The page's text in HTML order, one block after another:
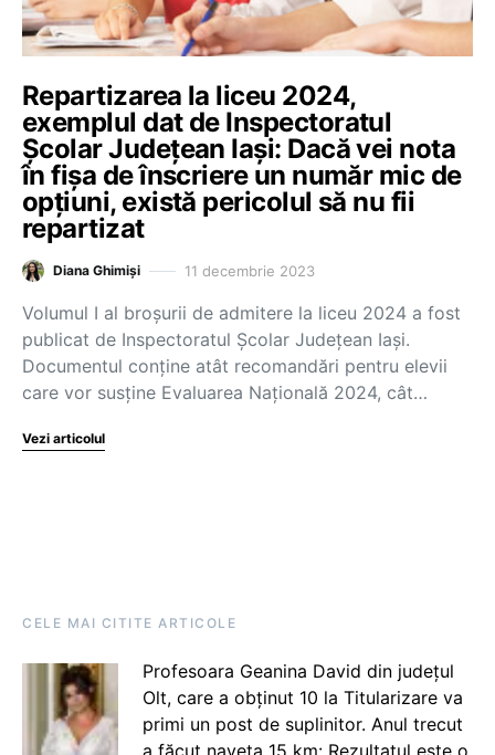
Repartizarea la liceu 2024,
exemplul dat de Inspectoratul
Școlar Județean Iași: Dacă vei nota
în fişa de înscriere un număr mic de
opţiuni, există pericolul să nu fii
repartizat
Diana Ghimiși 11 decembrie 2023
Volumul I al broșurii de admitere la liceu 2024 a fost
publicat de Inspectoratul Școlar Județean Iași.
Documentul conține atât recomandări pentru elevii
care vor susține Evaluarea Națională 2024, cât…
Vezi articolul
CELE MAI CITITE ARTICOLE
Profesoara Geanina David din județul
Olt, care a obținut 10 la Titularizare va
primi un post de suplinitor. Anul trecut
a făcut naveta 15 km: Rezultatul este o